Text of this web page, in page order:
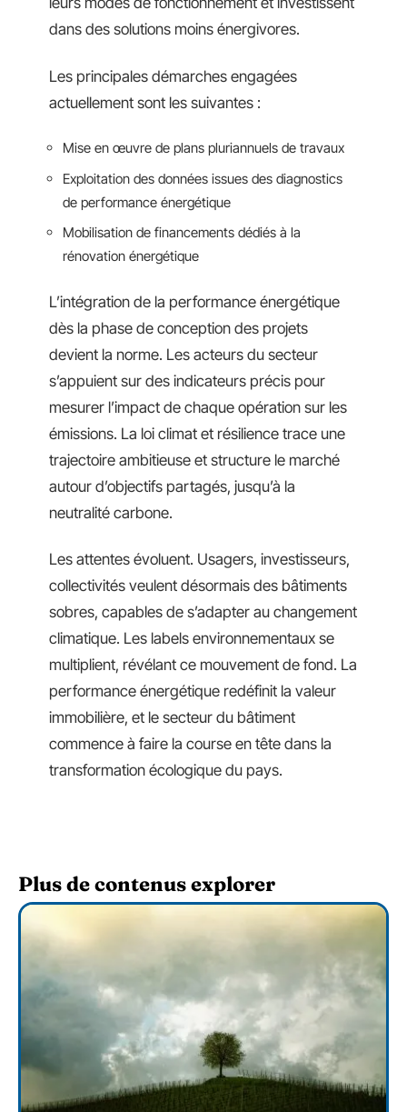
dans des solutions moins énergivores.
Les principales démarches engagées
actuellement sont les suivantes :
Mise en œuvre de plans pluriannuels de travaux
Exploitation des données issues des diagnostics
de performance énergétique
Mobilisation de financements dédiés à la
rénovation énergétique
L’intégration de la performance énergétique
dès la phase de conception des projets
devient la norme. Les acteurs du secteur
s’appuient sur des indicateurs précis pour
mesurer l’impact de chaque opération sur les
émissions. La loi climat et résilience trace une
trajectoire ambitieuse et structure le marché
autour d’objectifs partagés, jusqu’à la
neutralité carbone.
Les attentes évoluent. Usagers, investisseurs,
collectivités veulent désormais des bâtiments
sobres, capables de s’adapter au changement
climatique. Les labels environnementaux se
multiplient, révélant ce mouvement de fond. La
performance énergétique redéfinit la valeur
immobilière, et le secteur du bâtiment
commence à faire la course en tête dans la
transformation écologique du pays.
Plus de contenus explorer